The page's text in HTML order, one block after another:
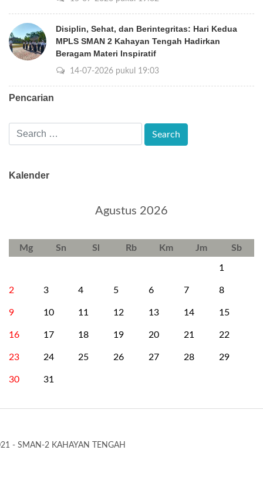
Disiplin, Sehat, dan Berintegritas: Hari Kedua
MPLS SMAN 2 Kahayan Tengah Hadirkan
Beragam Materi Inspiratif
14-07-2026 pukul 19:03
Pencarian
Kalender
Agustus 2026
Mg Sn Sl Rb Km Jm Sb
1
2 3 4 5 6 7 8
9 10 11 12 13 14 15
16 17 18 19 20 21 22
23 24 25 26 27 28 29
30 31
- SMAN-2 KAHAYAN TENGAH